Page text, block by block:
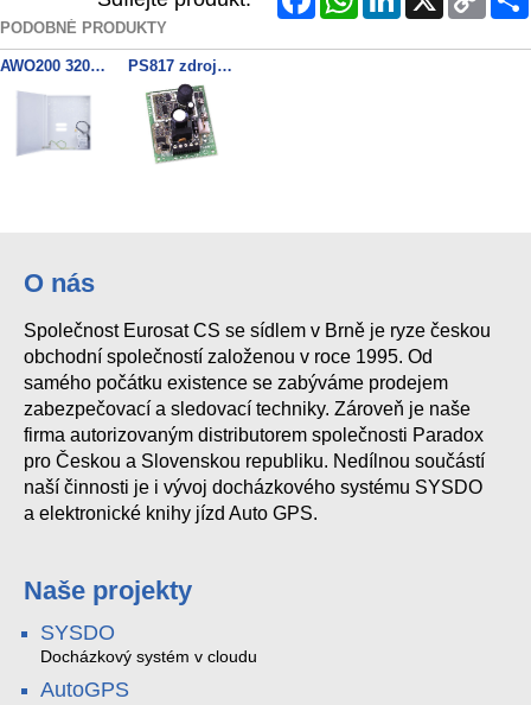
Link
PODOBNÉ PRODUKTY
AWO200 320x395x90mm 18/40VA PS817 zdroj 13,8V/1,7A
O nás
Společnost Eurosat CS se sídlem v Brně je ryze českou
obchodní společností založenou v roce 1995. Od
samého počátku existence se zabýváme prodejem
zabezpečovací a sledovací techniky. Zároveň je naše
firma autorizovaným distributorem společnosti Paradox
pro Českou a Slovenskou republiku. Nedílnou součástí
naší činnosti je i vývoj docházkového systému SYSDO
a elektronické knihy jízd Auto GPS.
Naše projekty
SYSDO
Docházkový systém v cloudu
AutoGPS